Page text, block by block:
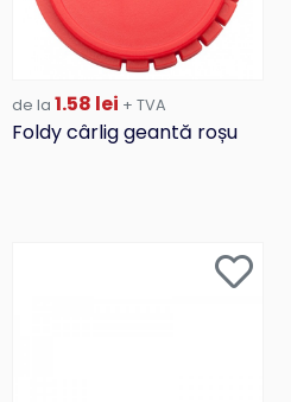
de la 1.58 lei + TVA
Foldy cârlig geantă roșu